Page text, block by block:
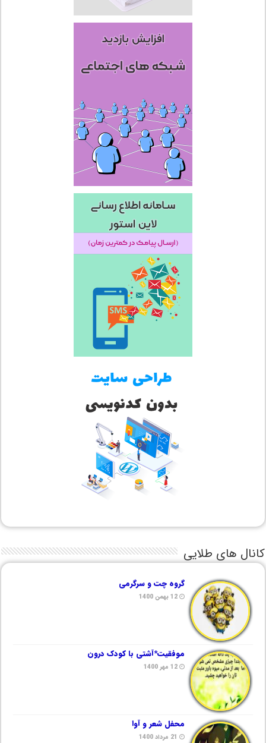
کانال های طلایی
گروه چت و سرگرمی
12 بهمن 1400
موفقیت*آشتی با کودک درون
12 مهر 1400
محفل شعر و آوا
21 مرداد 1400